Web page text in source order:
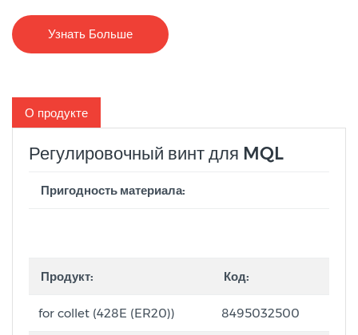
Узнать Больше
О продукте
Регулировочный винт для MQL
Пригодность материала:
Продукт: Код:
for collet (428E (ER20)) 8495032500